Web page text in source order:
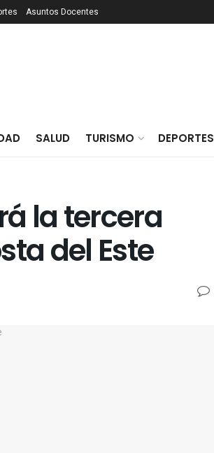
Asuntos Docentes
SALUD TURISMO DEPORTES
la tercera
del Este